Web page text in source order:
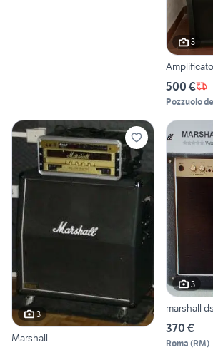
3
500 €
Pozzuolo
3
Marshall
3
marshall
370 €
Roma (RM)